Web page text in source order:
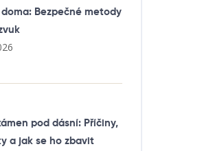
doma: Bezpečné metody
pod dásní: Příčiny,
a jak se ho zbavit